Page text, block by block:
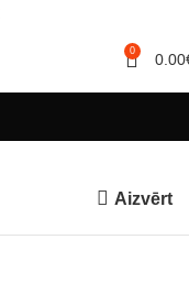
0 0.00
Aizvērt